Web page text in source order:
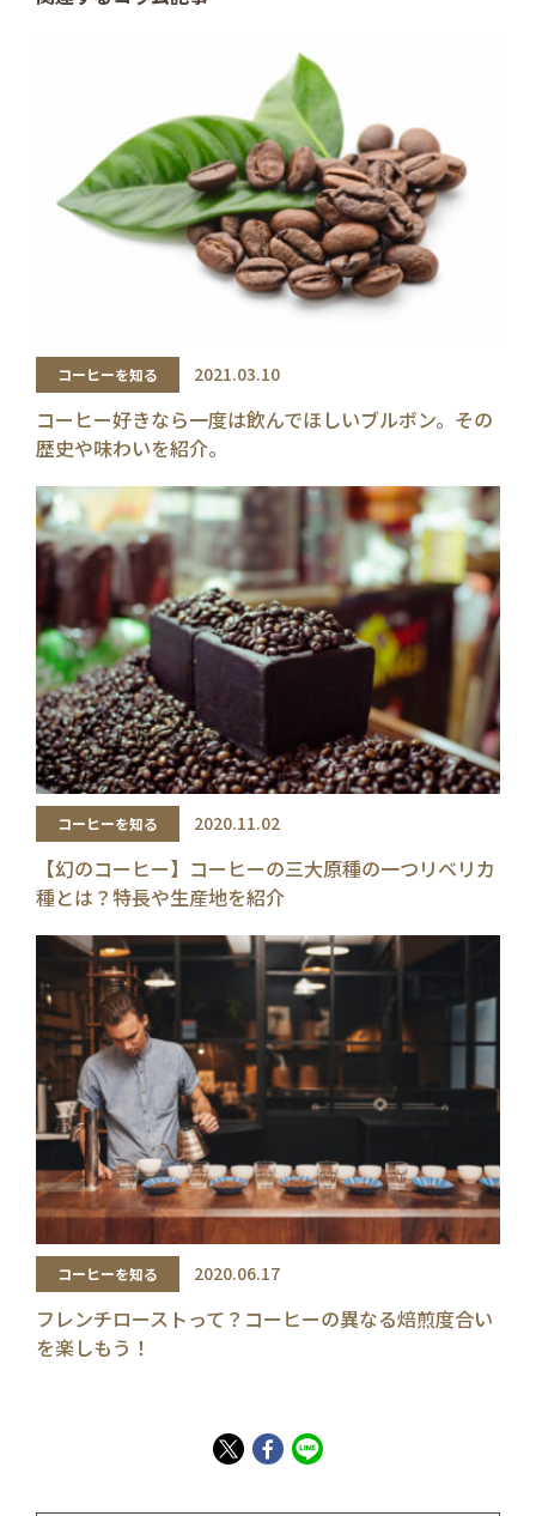
コーヒーを知る 2021.03.10
コーヒー好きなら一度は飲んでほしいブルボン。その
歴史や味わいを紹介。
コーヒーを知る 2020.11.02
【幻のコーヒー】コーヒーの三大原種の一つリベリカ
種とは？特長や生産地を紹介
コーヒーを知る 2020.06.17
フレンチローストって？コーヒーの異なる焙煎度合い
を楽しもう！